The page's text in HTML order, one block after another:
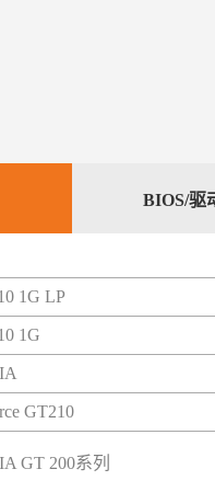
BIOS/驱
1G LP
1G
GT210
GT 200系列